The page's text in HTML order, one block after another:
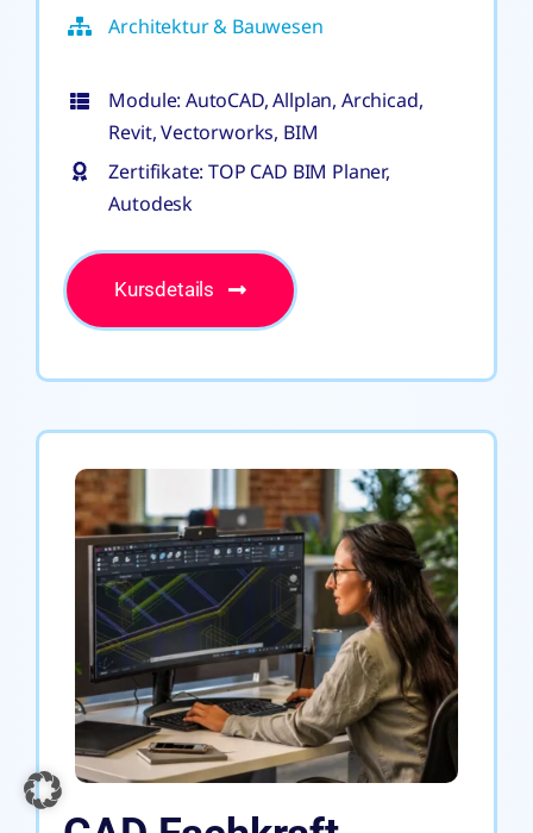
Architektur & Bauwesen
Module: AutoCAD, Allplan, Archicad,
Revit, Vectorworks, BIM
Zertifikate: TOP CAD BIM Planer,
Autodesk
Kursdetails